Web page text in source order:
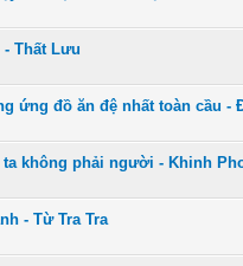
- Thất Lưu
5 sao
5
ứng đồ ăn đệ nhất toàn cầu -
5 sao
5
ta không phải người - Khinh
5 sao
5
- Từ Tra Tra
5 sao
5